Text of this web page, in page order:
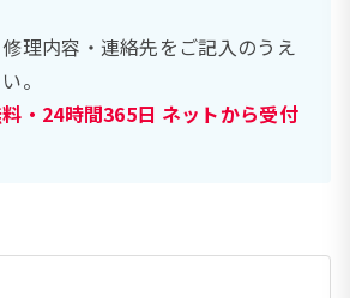
理内容・連絡先をご記入のうえ
。
・24時間365日 ネットから受付